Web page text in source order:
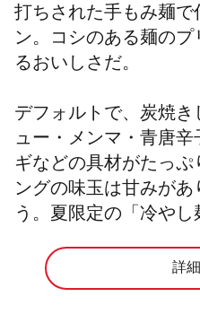
打ちされた手もみ麺で
ン。コシのある麺の
るおいしさだ。
デフォルトで、炭焼
ュー・メンマ・青唐
ギなどの具材がたっ
ングの味玉は甘みが
う。夏限定の「冷やし
詳